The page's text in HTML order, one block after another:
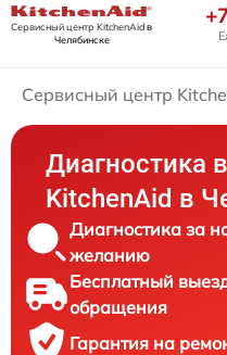
Сервисный центр KitchenAidв
Челябинске
Сервисный центр
Диагностика
KitchenAid в
Диагностика за
желанию
Бесплатный
обращения
Гарантия на